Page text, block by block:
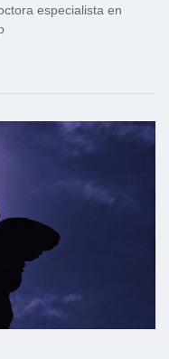
especialista en